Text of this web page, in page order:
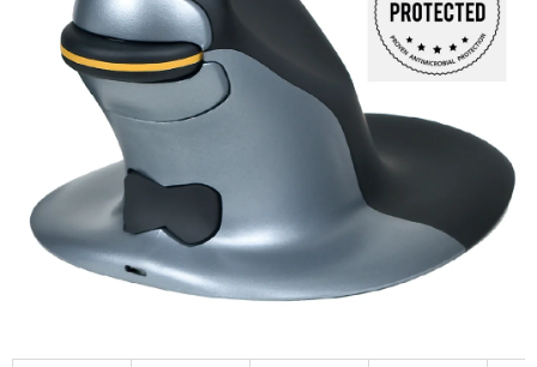
hvězdiček.